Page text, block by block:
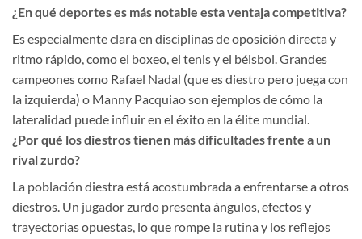
¿En qué deportes es más notable esta ventaja competitiva?
Es especialmente clara en disciplinas de oposición directa y
ritmo rápido, como el boxeo, el tenis y el béisbol. Grandes
campeones como Rafael Nadal (que es diestro pero juega con
la izquierda) o Manny Pacquiao son ejemplos de cómo la
lateralidad puede influir en el éxito en la élite mundial.
¿Por qué los diestros tienen más dificultades frente a un
rival zurdo?
La población diestra está acostumbrada a enfrentarse a otros
diestros. Un jugador zurdo presenta ángulos, efectos y
trayectorias opuestas, lo que rompe la rutina y los reflejos